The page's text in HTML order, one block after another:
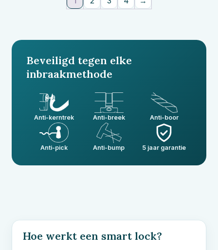
Beveiligd tegen elke
inbraakmethode
Anti-kerntrek Anti-breek Anti-boor
Anti-pick Anti-bump 5 jaar garantie
Hoe werkt een smart lock?